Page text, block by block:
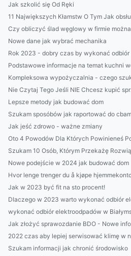
Jak szkolić się Od Ręki
11 Największych Kłamstw O Tym Jak
Czy obliczyć ślad węglowy w firmie
Nowe dane jak wybrać mechanika
Rok 2023 - dobry czas by wykonać
Podstawowe informacje na temat kuchni
Kompleksowa wypożyczalnia - czego
Nie Czytaj Tego Jeśli NIE Chcesz kupić
Lepsze metody jak budować dom
Szukam sposóbów jak raportować do
Jak jeść zdrowo - ważne zmiany
Oto 4 Powodów Dla Których Powinieneś
Szukam 10 Osób, Którym Przekażę
Nowe podejście w 2024 jak budować dom
Hvor lenge trenger du å kjøpe
Jak w 2023 być fit na sto procent!
Dlaczego w 2023 warto wykonać odbiór
wykonać odbiór elektroodpadów w
Jak złożyć sprawozdanie BDO - Nowe
2022 czas aby lepiej serwisować klimę w
Szukam informacji jak chronić środowisko